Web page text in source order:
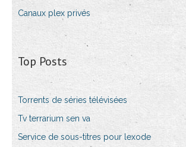
Canaux plex privés
Top Posts
Torrents de séries télévisées
Tv terrarium sen va
Service de sous-titres pour lexode